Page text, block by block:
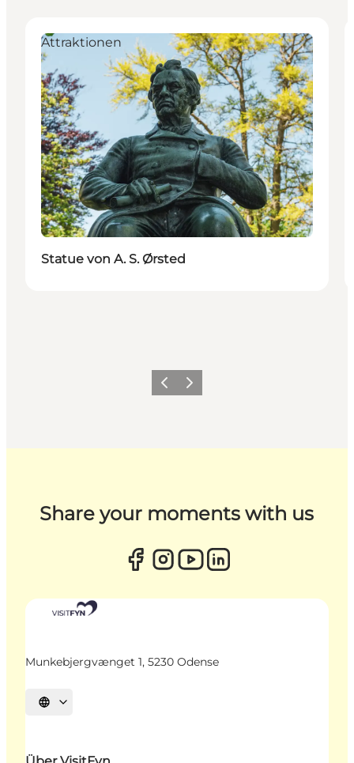
Attraktionen
Statue von A. S. Ørsted
ZurückWeiter
Share your moments with us
Munkebjergvænget 1, 5230 Odense
Sprache auswählen